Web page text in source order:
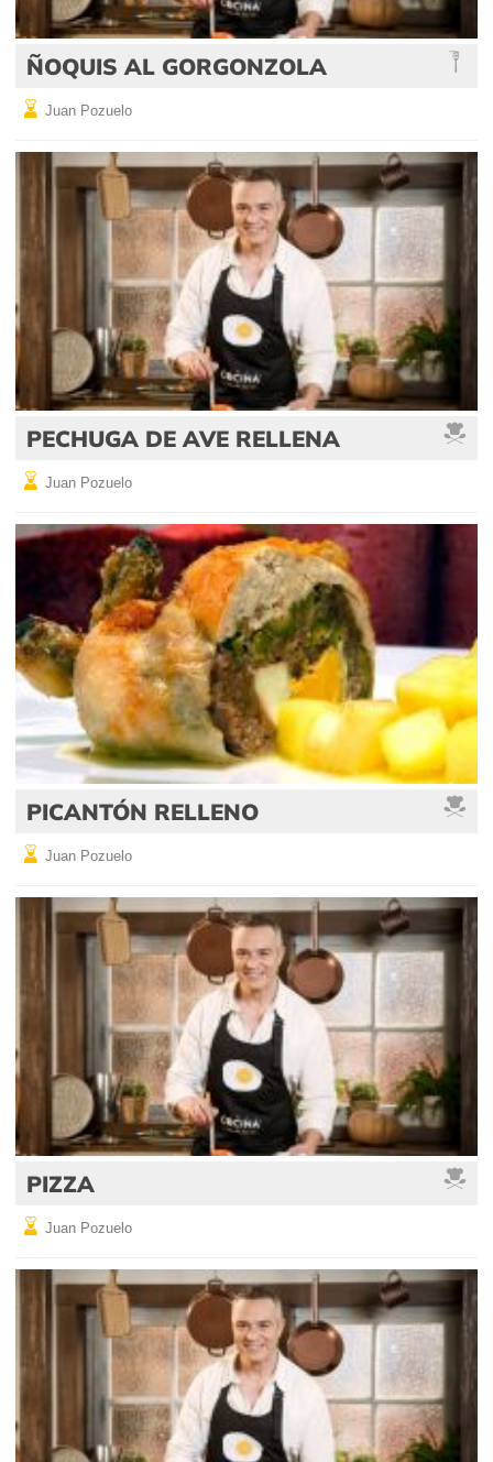
ÑOQUIS AL GORGONZOLA
Juan Pozuelo
PECHUGA DE AVE RELLENA
Juan Pozuelo
PICANTÓN RELLENO
Juan Pozuelo
PIZZA
Juan Pozuelo